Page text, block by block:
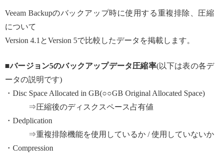
Veeam Backupのバックアップ時に使用する重複排除、圧縮
について
Version 4.1とVersion 5で比較したデータを掲載します。
■バージョン5のバックアップデータ圧縮率(以下は表の各デ
ータの説明です)
・Disc Space Allocated in GB(○○GB Original Allocated Space)
⇒圧縮後のディスクスペース占有値
・Dedplication
⇒重複排除機能を使用しているか / 使用していないか
・Compression